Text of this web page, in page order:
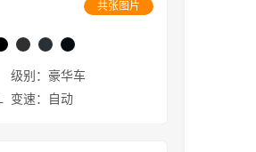
共张图片
级别：豪华车
变速：自动